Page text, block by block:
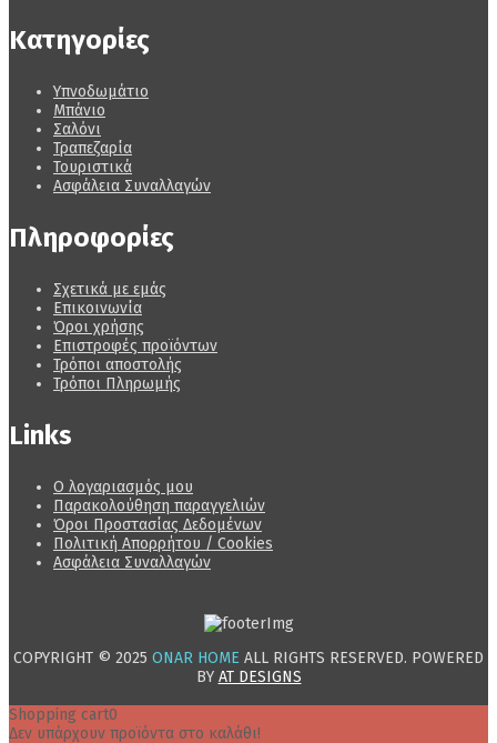
Κατηγορίες
Υπνοδωμάτιο
Μπάνιο
Σαλόνι
Τραπεζαρία
Τουριστικά
Ασφάλεια Συναλλαγών
Πληροφορίες
Σχετικά με εμάς
Επικοινωνία
Όροι χρήσης
Επιστροφές προϊόντων
Τρόποι αποστολής
Τρόποι Πληρωμής
Links
Ο λογαριασμός μου
Παρακολούθηση παραγγελιών
Όροι Προστασίας Δεδομένων
Πολιτική Απορρήτου / Cookies
Ασφάλεια Συναλλαγών
COPYRIGHT © 2025 ONAR HOME ALL RIGHTS RESERVED. POWERED
BY AT DESIGNS
Shopping cart0
Δεν υπάρχουν προϊόντα στο καλάθι!